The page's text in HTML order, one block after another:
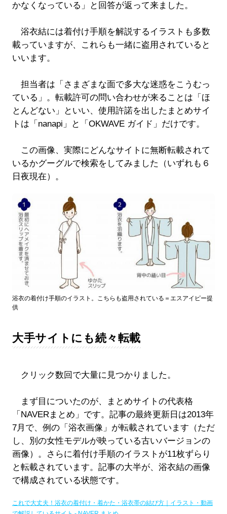
かなくなっている」と回答が返って来ました。
浴衣結には着付け手順を解説するイラストも多数
載っていますが、これらも一緒に盗用されていると
いいます。
担当者は「さまざまな面で多大な迷惑をこうむっ
ている」。転載許可の問い合わせが来ることは「ほ
とんどない」といい、使用許諾を出したまとめサイ
トは「nanapi」と「OKWAVE ガイド」だけです。
この画像、実際にどんなサイトに無断転載されて
いるかグーグルで検索をしてみました（いずれも６
日夜現在）。
浴衣の着付け手順のイラスト。こちらも盗用されている＝エスアイピー提
供
大手サイトにも続々転載
クリック数回で大量に見つかりました。
まず目についたのが、まとめサイトの代表格
「NAVERまとめ」です。記事の最終更新日は2013年
7月で、例の「浴衣画像」が転載されています（ただ
し、別の女性モデルが映っている古いバージョンの
画像）。さらに着付け手順のイラストが11枚ずらり
と転載されています。記事の大半が、浴衣結の画像
で構成されている状態です。
これで大丈夫！浴衣の着付け・着かた・浴衣帯の結び方｜イラスト・動画